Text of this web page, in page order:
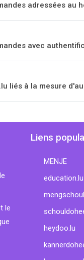
adressées au
avec
liés à la mesure
le
Liens
MENJE
education.lu
heydoo.lu